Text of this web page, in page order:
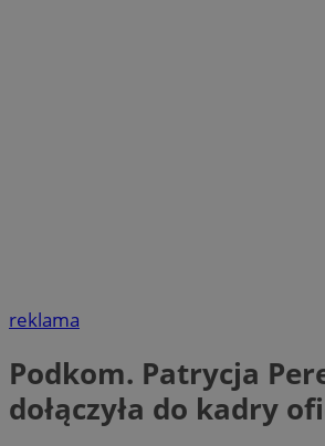
reklama
Podkom. Patrycja
dołączyła do kadry